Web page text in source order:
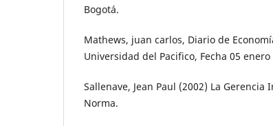
Bogotá.
Mathews, juan carlos, Diario de
Universidad del Pacifico, Fecha 05 enero
Sallenave, Jean Paul (2002) La
Norma.